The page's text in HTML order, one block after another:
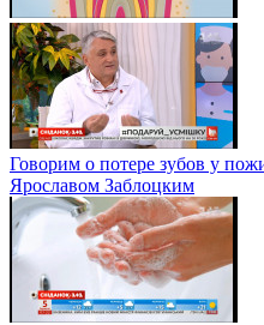
Говорим о потере зубов у
Ярославом Заблоцким